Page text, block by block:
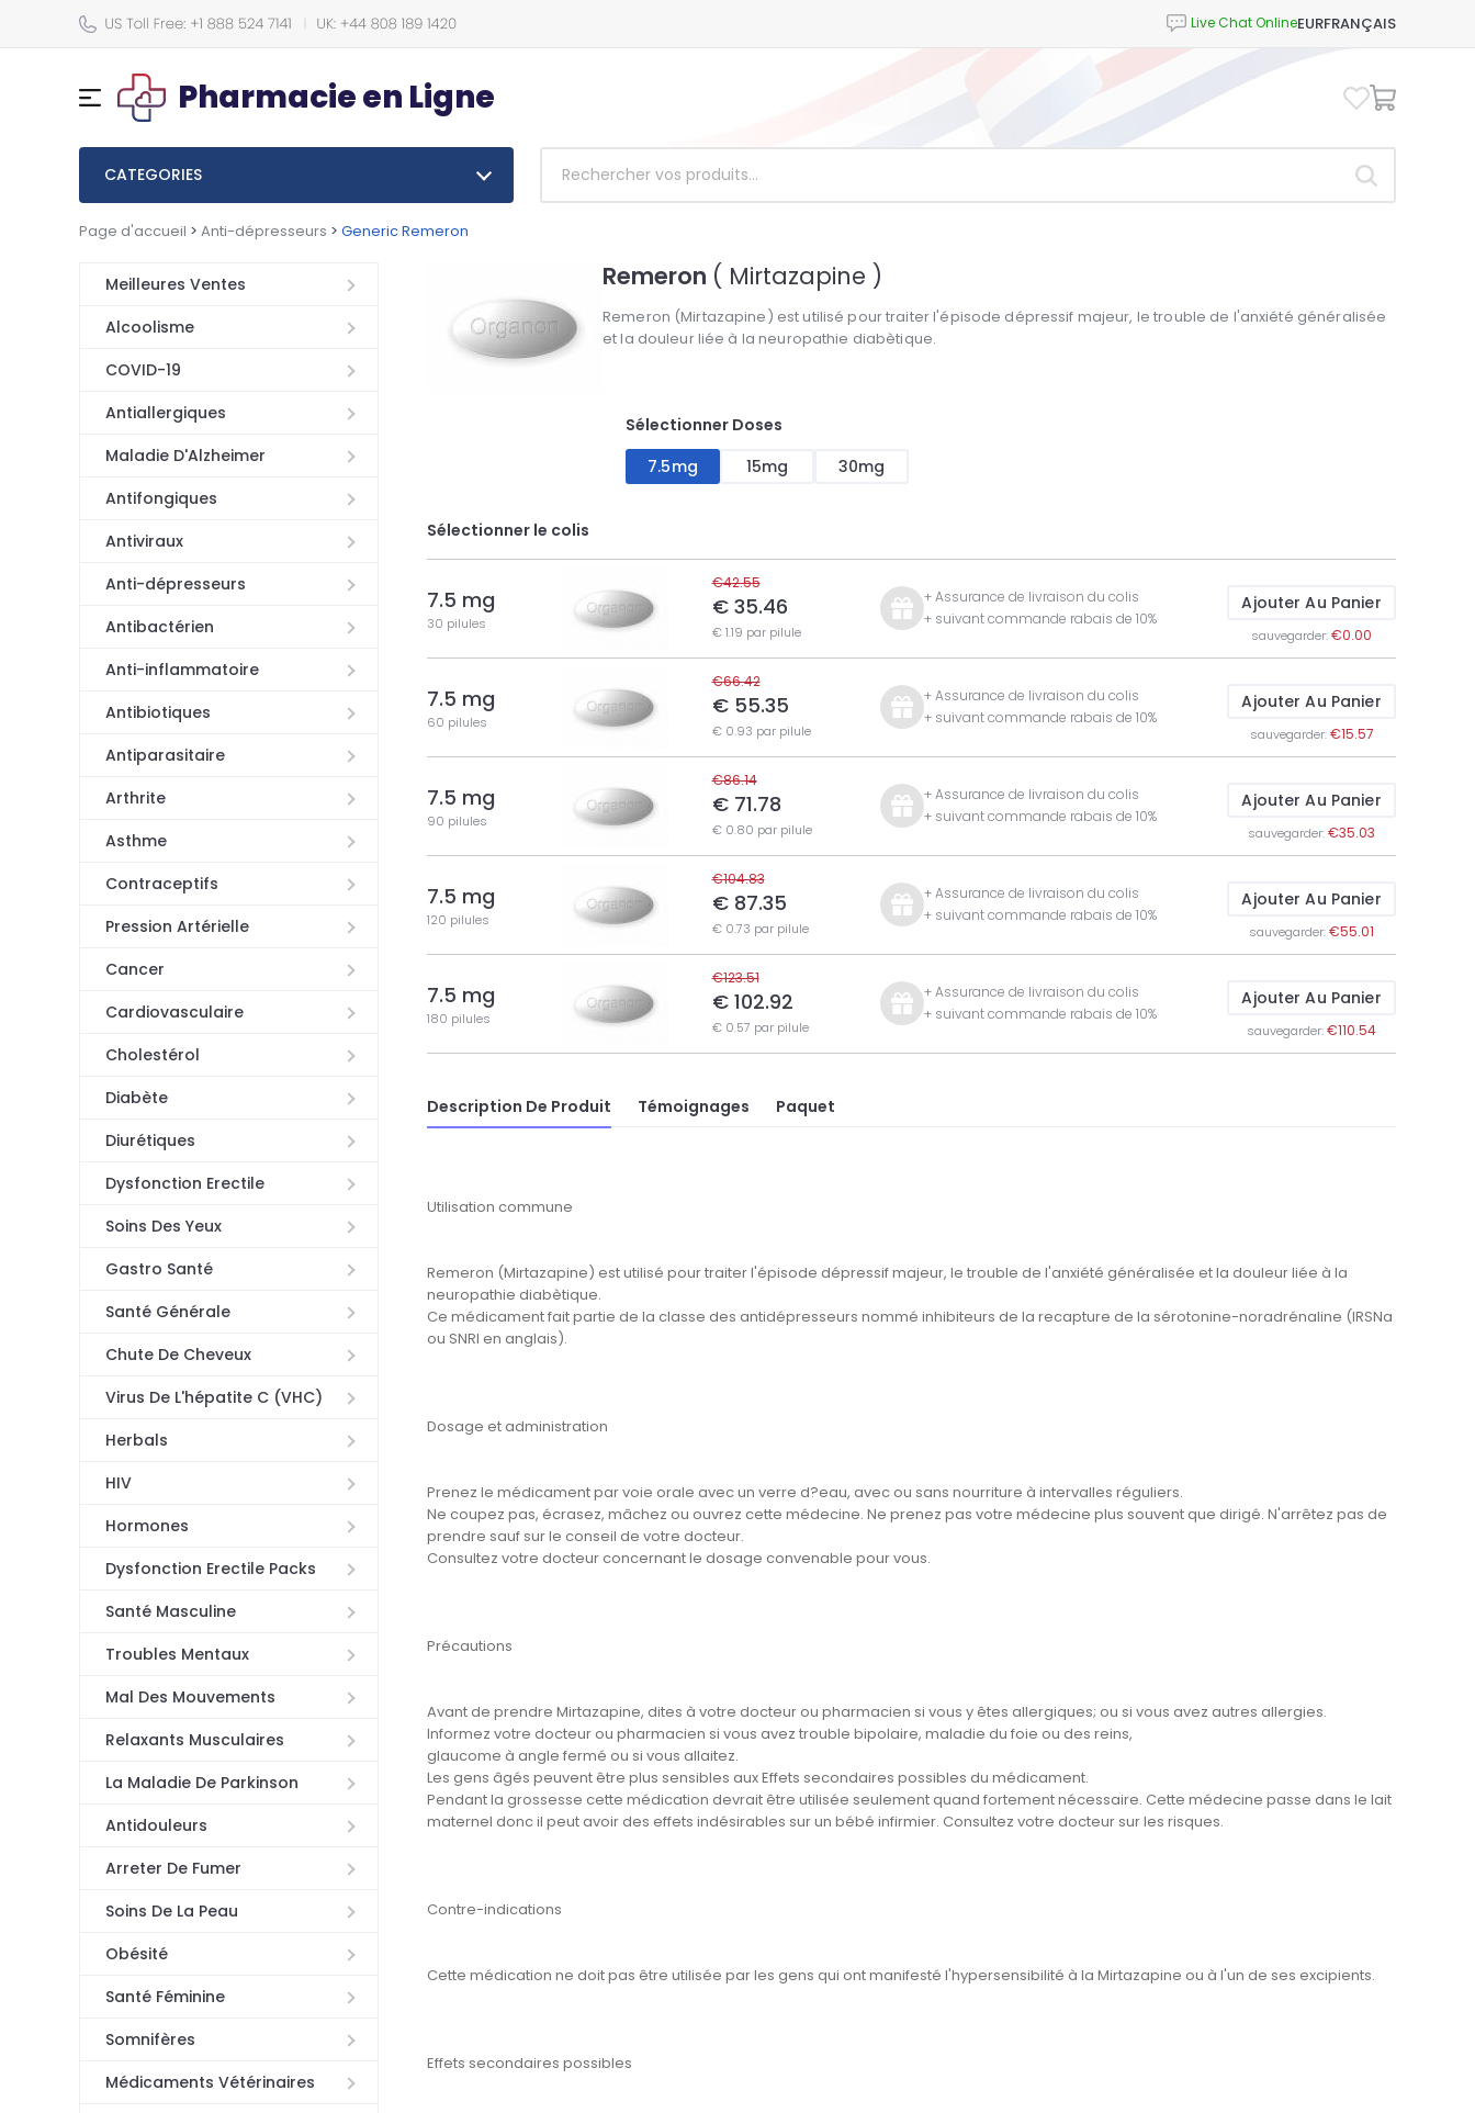
EURFRANÇAIS
Pharmacie en Ligne
CATEGORIES
Page d'accueil > Anti-dépresseurs > Generic Remeron
Meilleures Ventes
Alcoolisme
COVID-19
Antiallergiques
Maladie D'Alzheimer
Antifongiques
Antiviraux
Anti-dépresseurs
Antibactérien
Anti-inflammatoire
Antibiotiques
Antiparasitaire
Arthrite
Asthme
Contraceptifs
Pression Artérielle
Cancer
Cardiovasculaire
Cholestérol
Diabète
Diurétiques
Dysfonction Erectile
Soins Des Yeux
Gastro Santé
Santé Générale
Chute De Cheveux
Virus De L'hépatite C (VHC)
Herbals
HIV
Hormones
Dysfonction Erectile Packs
Santé Masculine
Troubles Mentaux
Mal Des Mouvements
Relaxants Musculaires
La Maladie De Parkinson
Antidouleurs
Arreter De Fumer
Soins De La Peau
Obésité
Santé Féminine
Somnifères
Médicaments Vétérinaires
Remeron ( Mirtazapine )
Remeron (Mirtazapine) est utilisé pour traiter l'épisode dépressif majeur, le trouble de l'anxiété généralisée
et la douleur liée à la neuropathie diabètique.
Sélectionner Doses
7.5mg
15mg 30mg
Sélectionner le colis
7.5 mg
30 pilules
€42.55
€ 35.46
€ 1.19 par pilule
+ Assurance de livraison du colis
+ suivant commande rabais de 10%
Ajouter Au Panier
sauvegarder:€0.00
7.5 mg
60 pilules
€66.42
€ 55.35
€ 0.93 par pilule
+ Assurance de livraison du colis
+ suivant commande rabais de 10%
Ajouter Au Panier
sauvegarder:€15.57
7.5 mg
90 pilules
€86.14
€ 71.78
€ 0.80 par pilule
+ Assurance de livraison du colis
+ suivant commande rabais de 10%
Ajouter Au Panier
sauvegarder:€35.03
7.5 mg
120 pilules
€104.83
€ 87.35
€ 0.73 par pilule
+ Assurance de livraison du colis
+ suivant commande rabais de 10%
Ajouter Au Panier
sauvegarder:€55.01
7.5 mg
180 pilules
€123.51
€ 102.92
€ 0.57 par pilule
+ Assurance de livraison du colis
+ suivant commande rabais de 10%
Ajouter Au Panier
sauvegarder:€110.54
Description De Produit Témoignages Paquet
Utilisation commune
Remeron (Mirtazapine) est utilisé pour traiter l'épisode dépressif majeur, le trouble de l'anxiété généralisée et la douleur liée à la
neuropathie diabètique.
Ce médicament fait partie de la classe des antidépresseurs nommé inhibiteurs de la recapture de la sérotonine-noradrénaline (IRSNa
ou SNRI en anglais).
Dosage et administration
Prenez le médicament par voie orale avec un verre d?eau, avec ou sans nourriture à intervalles réguliers.
Ne coupez pas, écrasez, mâchez ou ouvrez cette médecine. Ne prenez pas votre médecine plus souvent que dirigé. N'arrêtez pas de
prendre sauf sur le conseil de votre docteur.
Consultez votre docteur concernant le dosage convenable pour vous.
Précautions
Avant de prendre Mirtazapine, dites à votre docteur ou pharmacien si vous y êtes allergiques; ou si vous avez autres allergies.
Informez votre docteur ou pharmacien si vous avez trouble bipolaire, maladie du foie ou des reins,
glaucome à angle fermé ou si vous allaitez.
Les gens âgés peuvent être plus sensibles aux Effets secondaires possibles du médicament.
Pendant la grossesse cette médication devrait être utilisée seulement quand fortement nécessaire. Cette médecine passe dans le lait
maternel donc il peut avoir des effets indésirables sur un bébé infirmier. Consultez votre docteur sur les risques.
Contre-indications
Cette médication ne doit pas être utilisée par les gens qui ont manifesté l'hypersensibilité à la Mirtazapine ou à l'un de ses excipients.
Effets secondaires possibles